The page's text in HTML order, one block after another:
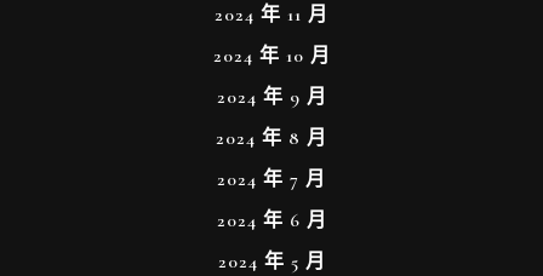
2024 年 11 月
2024 年 10 月
2024 年 9 月
2024 年 8 月
2024 年 7 月
2024 年 6 月
2024 年 5 月